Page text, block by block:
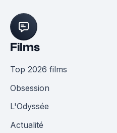
Films
Top 2026 films
Obsession
L'Odyssée
Actualité